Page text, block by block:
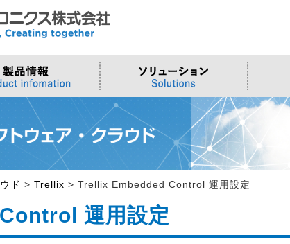
トウェア・クラウド
Azure
システム
>Embeddedシステム
>オンライン資格確認端末
ートシティ・DX
ガレミル / 人流・交通観測
>OTセキュリティ
>Edgeシリーズ
>Elementシリーズ
プメッセージ
他・採用お問い合わせ >当社向けご提案フォーム
ド > Trellix > Trellix Embedded Control 運用設定
運用設定